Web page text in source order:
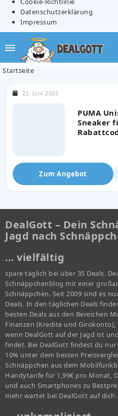
Datenschutzerklärung
Impressum
Startseite
PUMA
Sneaker
23. Juni 2025
Zum Angebot
DealGott – Dein
Jagd nach
… vielfältig
spare täglich bei über 35 Deals.
Schnäppchenblog mit einer
Schnäppchen. Seit 2009 sind es
Deals. In den täglichen Deals
besten Deals aus den Bereichen
Finanzen (Kredite und Girokonto),
wenn DealGott auf der Jagd ist
findet. Bei DealGott findest du
10% unter dem besten
Schnäppchen aus dem
Handytarife für 1,99€ pro Monat,
und auch Smartphones zu
mehr wartet bei DealGott auf dich.